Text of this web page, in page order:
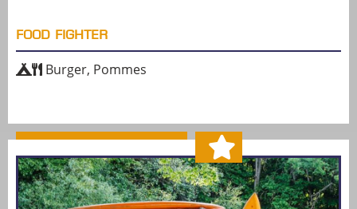
FOOD FIGHTER
Burger, Pommes
MEHR ERFAHREN